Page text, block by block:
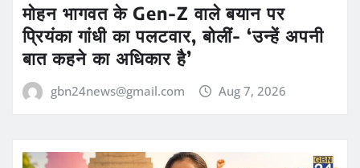
मोहन भागवत के Gen-Z वाले बयान पर
प्रियंका गांधी का पलटवार, बोलीं- ‘उन्हें अपनी
बात कहने का अधिकार है’
gbn24news@gmail.com Aug 7, 2026